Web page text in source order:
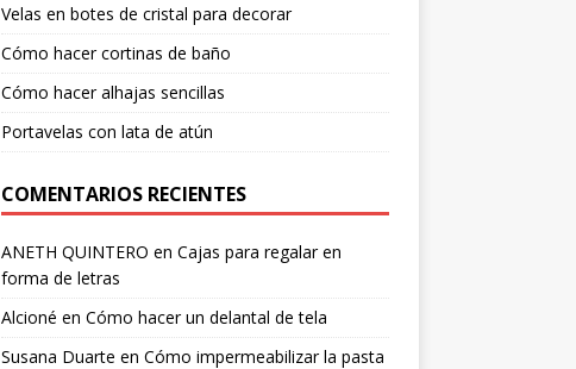
Velas en botes de cristal para decorar
Cómo hacer cortinas de baño
Cómo hacer alhajas sencillas
Portavelas con lata de atún
COMENTARIOS RECIENTES
ANETH QUINTERO en Cajas para regalar en
forma de letras
Alcioné en Cómo hacer un delantal de tela
Susana Duarte en Cómo impermeabilizar la pasta